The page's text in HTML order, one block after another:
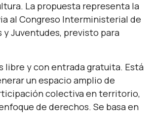
La propuesta representa la
al Congreso Interministerial de
y Juventudes, previsto para
libre y con entrada gratuita. Está
un espacio amplio de
colectiva en territorio,
de derechos. Se basa en